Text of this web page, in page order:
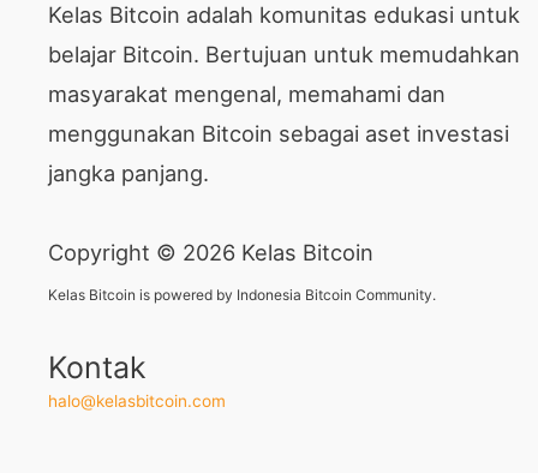
Kelas Bitcoin adalah komunitas edukasi untuk
belajar Bitcoin. Bertujuan untuk memudahkan
masyarakat mengenal, memahami dan
menggunakan Bitcoin sebagai aset investasi
jangka panjang.
Copyright © 2026 Kelas Bitcoin
Kelas Bitcoin is powered by Indonesia Bitcoin Community.
Kontak
halo@kelasbitcoin.com